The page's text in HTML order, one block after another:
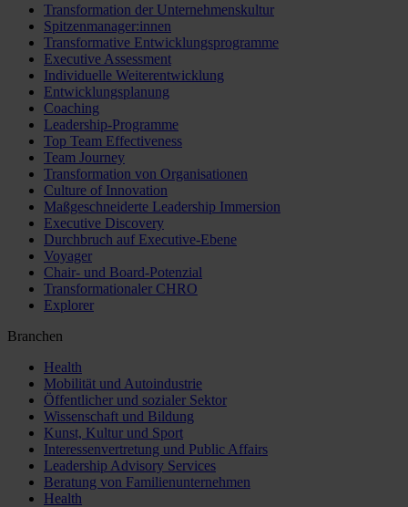
Transformation der Unternehmenskultur
Spitzenmanager:innen
Transformative Entwicklungsprogramme
Executive Assessment
Individuelle Weiterentwicklung
Entwicklungsplanung
Coaching
Leadership-Programme
Top Team Effectiveness
Team Journey
Transformation von Organisationen
Culture of Innovation
Maßgeschneiderte Leadership Immersion
Executive Discovery
Durchbruch auf Executive-Ebene
Voyager
Chair- und Board-Potenzial
Transformationaler CHRO
Explorer
Branchen
Health
Mobilität und Autoindustrie
Öffentlicher und sozialer Sektor
Wissenschaft und Bildung
Kunst, Kultur und Sport
Interessenvertretung und Public Affairs
Leadership Advisory Services
Beratung von Familienunternehmen
Health